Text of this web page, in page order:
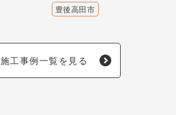
豊後高田市
施工事例一覧を見る